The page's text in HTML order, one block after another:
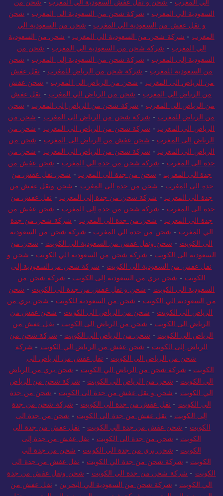
الي المغرب -شحن و نقل عفش السعودية الي المغرب -شحن من
السعودية الي المغرب- شركة شحن من السعودية الى المغرب-شحن
و نقل عفش من السعودية الي المغرب-شحن من السعودية الي
المغرب-شركة شحن من السعودية الي المغرب -شحن من السعودية
الي المغرب -شركة شحن من السعودية الي المغرب-شحن من
السعودية إلى المغرب- شركة شحن من السعودية إلى المغرب-شحن
من السعودية للمغرب -شركة شحن من الرياض للمغرب -نقل عفش
من الرياض الى المغرب-شحن من الرياض الى المغرب -شحن عفش
من الرياض الي المغرب-شحن من الرياض الي المغرب -نقل عفش
من الرياض الى المغرب-شركة شحن من الرياض إلى المغرب-شحن
من الرياض للمغرب-شركة شحن من الرياض الى المغرب-شحن من
الرياض الي المغرب-شركة شحن من الرياض الي المغرب-شحن من
الرياض إلى المغرب-شحن عفش من الرياض الى المغرب-شحن من
الرياض الي المغرب-شركة شحن من الرياض الي المغرب-شحن من
جدة الى المغرب -شركة شحن من جدة الي المغرب -شحن عفش من
جدة الى المغرب-شحن من جدة الى المغرب-شحن نقل عفش من
جدة الى المغرب -شحن من جدة الى المغرب- شحن ونقل عفش من
جدة الي المغرب -شركة شحن من جدة إلى المغرب -نقل عفش من
جدة الى المغرب -شركة شحن من جدة إلى المغرب -شحن عفش من
جدة الي المغرب -شحن من جدة الي المغرب- شركة شحن من جدة
الي المغرب-شحن من جدة الي المغرب-شركة شحن من السعودية
الى الكويت-شحن ونقل عفش من السعودية الي الكويت-شحن من
السعودية الى الكويت-شركة شحن من السعودية الي الكويت-شحن و
نقل عفش من السعودية الي الكويت-شركة شحن من السعودية إلى
الكويت -شحن بري من السعودية إلى الكويت-شركة شحن من
السعودية الي الكويت- شحن و نقل عفش من جدة الى الكويت-شحن
من السعودية الي الكويت-شحن من السعودية للكويت-شحن بري من
الرياض الي الكويت-شحن من الرياض الي الكويت-شحن عفش من
الرياض الى الكويت-شحن من الرياض الى الكويت-نقل عفش من
الرياض الى الكويت-شحن من الرياض الى الكويت-شركة شحن من
الرياض إلى الكويت -شحن عفش من الرياض الي الكويت-شركة
شحن من الرياض الي الكويت -نقل عفش من الرياض الى
الكويت-شركة شحن من الرياض الي الكويت-شحن بري من الرياض
الي الكويت-شحن من الرياض الى الكويت-شركة شحن من الرياض
الي الكويت-شحن و نقل عفش من جدة الى الكويت-شحن من جدة
الى الكويت- نقل عفش من جدة الى الكويت- شركة شحن من جدة
إلى الكويت -نقل عفش من جدة الى الكويت-شحن من جدة الى
الكويت-شحن عفش من جدة الي الكويت-نقل عفش من جدة الى
الكويت-شحن من جدة الى الكويت -نقل عفش من جدة إلى
الكويت-شحن بري من جدة الي الكويت-شحن من جدة الي
الكويت-شركة شحن من جدة الي الكويت -نقل عفش من جدة الى
الكويت-شركة شحن من جدة الي الكويت- شحن ونقل عفش من جدة
الي الكويت-شركة شحن من السعودية الي البحرين -نقل عفش من